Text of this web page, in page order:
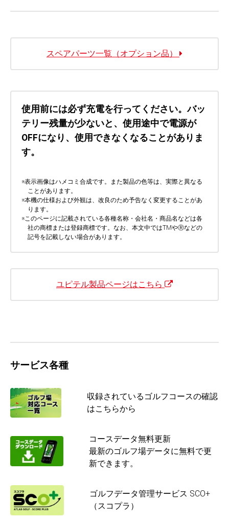
スペアパーツ一覧（オプション品）
使用前には必ず充電を行ってください。バッ
テリー残量が少ないと、使用途中で電源が
OFFになり、使用できなくなることがありま
す。
※表示画像はハメコミ合成です。また製品の色等は、実際と異なる
ことがあります。
※本機の仕様および外観は、改良のため予告なく変更することがあ
ります。
※このページに記載されている各種名称・会社名・商品名などは各
社の商標または登録商標です。なお、本文中ではTMやⓇなどの
記号を記載しない場合があります。
ユピテル製品ページはこちら
サービス各種
収録されているゴルフコースの確認
はこちらから
コースデータ無料更新
最新のゴルフ場データに無料で更
新できます。
ゴルフデータ管理サービス SCO+
（スコプラ）